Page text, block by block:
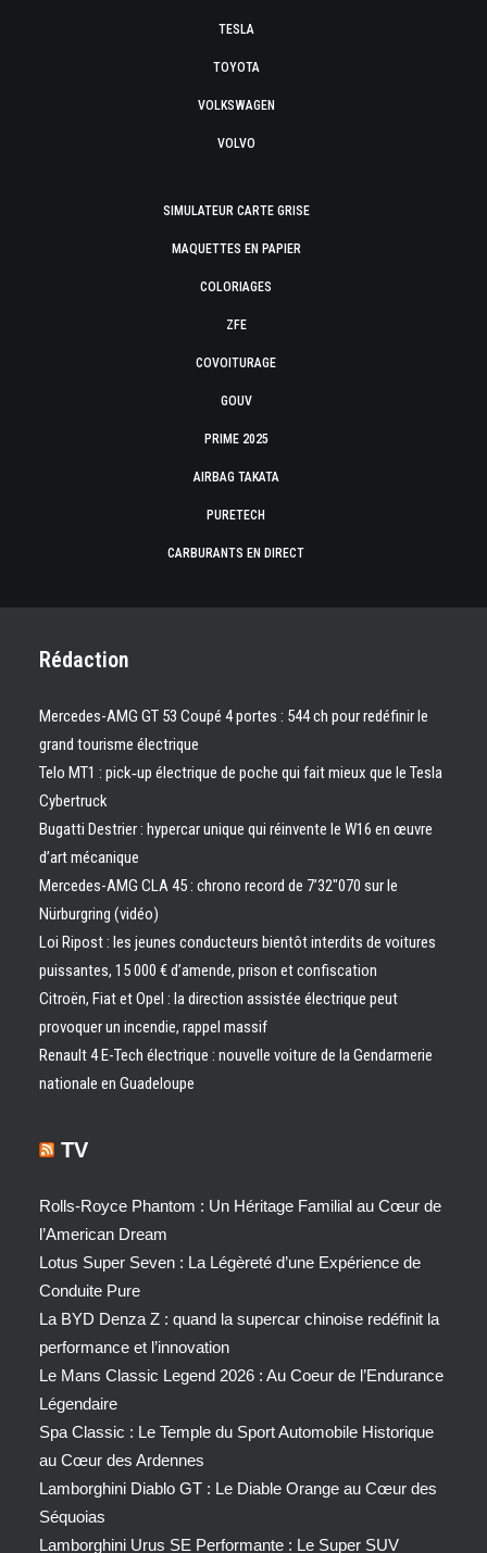
TESLA
TOYOTA
VOLKSWAGEN
VOLVO
SIMULATEUR CARTE GRISE
MAQUETTES EN PAPIER
COLORIAGES
ZFE
COVOITURAGE
GOUV
PRIME 2025
AIRBAG TAKATA
PURETECH
CARBURANTS EN DIRECT
Rédaction
Mercedes-AMG GT 53 Coupé 4 portes : 544 ch pour redéfinir le
grand tourisme électrique
Telo MT1 : pick‑up électrique de poche qui fait mieux que le Tesla
Cybertruck
Bugatti Destrier : hypercar unique qui réinvente le W16 en œuvre
d’art mécanique
Mercedes-AMG CLA 45 : chrono record de 7’32″070 sur le
Nürburgring (vidéo)
Loi Ripost : les jeunes conducteurs bientôt interdits de voitures
puissantes, 15 000 € d’amende, prison et confiscation
Citroën, Fiat et Opel : la direction assistée électrique peut
provoquer un incendie, rappel massif
Renault 4 E-Tech électrique : nouvelle voiture de la Gendarmerie
nationale en Guadeloupe
TV
Rolls-Royce Phantom : Un Héritage Familial au Cœur de
l’American Dream
Lotus Super Seven : La Légèreté d’une Expérience de
Conduite Pure
La BYD Denza Z : quand la supercar chinoise redéfinit la
performance et l’innovation
Le Mans Classic Legend 2026 : Au Coeur de l’Endurance
Légendaire
Spa Classic : Le Temple du Sport Automobile Historique
au Cœur des Ardennes
Lamborghini Diablo GT : Le Diable Orange au Cœur des
Séquoias
Lamborghini Urus SE Performante : Le Super SUV